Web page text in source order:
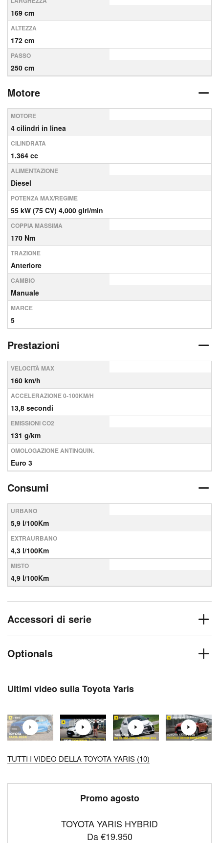
169 cm
ALTEZZA
172 cm
PASSO
250 cm
Motore
MOTORE
4 cilindri in linea
CILINDRATA
1.364 cc
ALIMENTAZIONE
Diesel
POTENZA MAX/REGIME
55 kW (75 CV) 4,000 giri/min
COPPIA MASSIMA
170 Nm
TRAZIONE
Anteriore
CAMBIO
Manuale
MARCE
5
Prestazioni
VELOCITÀ MAX
160 km/h
ACCELERAZIONE 0-100KM/H
13,8 secondi
EMISSIONI CO2
131 g/km
OMOLOGAZIONE ANTINQUIN.
Euro 3
Consumi
URBANO
5,9 l/100Km
EXTRAURBANO
4,3 l/100Km
MISTO
4,9 l/100Km
Accessori di serie
Optionals
Ultimi video sulla Toyota Yaris
TUTTI I VIDEO DELLA TOYOTA YARIS (10)
Promo agosto
TOYOTA YARIS HYBRID
Da €19.950